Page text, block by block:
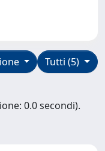
Tutti (5)
0.0 secondi).